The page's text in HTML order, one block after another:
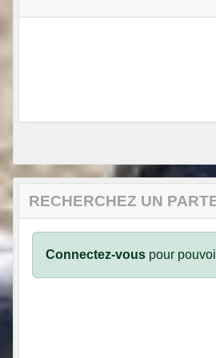
RECHERCHEZ UN
Connectez-vous pour